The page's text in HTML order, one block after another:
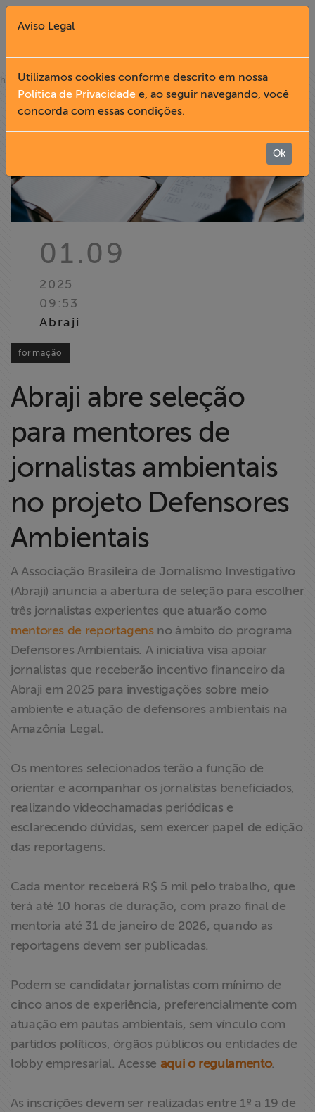
Fechar X
English
Institucional
Informação
Liberdade de
Expressão
Projetos
e Litigância
Documentários
dos
Homenageados
Notícias
Associe-se
Doe para
ABRAJI
>> Conteúdo
exclusivo para
associados
newsletter
Fale Conosco
home»notícias
01.09
2025
09:53
Abraji
formação
Abraji abre seleção
para mentores de
jornalistas ambientais
no projeto Defensores
Ambientais
A Associação Brasileira de Jornalismo Investigativo
(Abraji) anuncia a abertura de seleção para escolher
três jornalistas experientes que atuarão como
mentores de reportagensno âmbito do programa
Defensores Ambientais. A iniciativa visa apoiar
jornalistas que receberão incentivo financeiro da
Abraji em 2025 para investigações sobre meio
ambiente e atuação de defensores ambientais na
Amazônia Legal.
Os mentores selecionados terão a função de
orientar e acompanhar os jornalistas beneficiados,
realizando videochamadas periódicas e
esclarecendo dúvidas, sem exercer papel de edição
das reportagens.
Cada mentor receberá R$ 5 mil pelo trabalho, que
terá até 10 horas de duração, com prazo final de
mentoria até 31 de janeiro de 2026, quando as
reportagens devem ser publicadas.
Podem se candidatar jornalistas com mínimo de
cinco anos de experiência, preferencialmente com
atuação em pautas ambientais, sem vínculo com
partidos políticos, órgãos públicos ou entidades de
lobby empresarial. Acesse aqui o regulamento.
As inscrições devem ser realizadas entre 1º a 19 de
Aviso Legal
Utilizamos cookies conforme descrito em nossa
Política de Privacidade e, ao seguir navegando, você
concorda com essas condições.
Ok